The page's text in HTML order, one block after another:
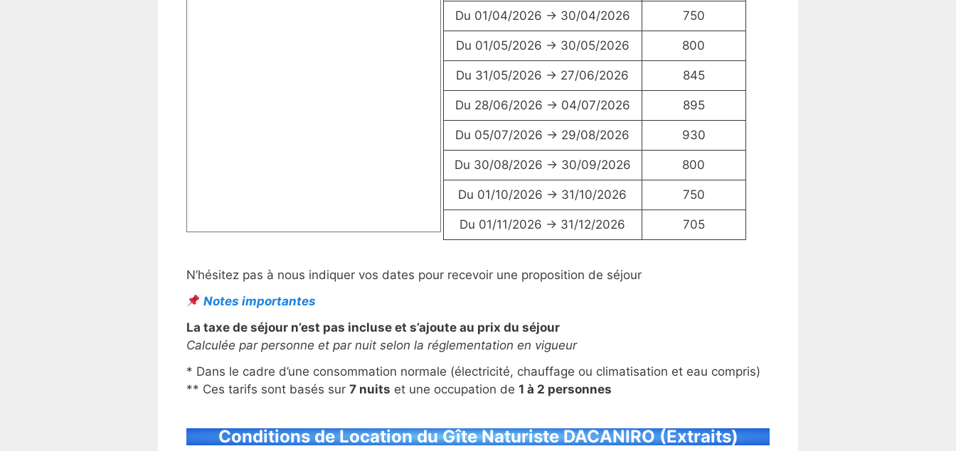
Du 01/04/2026 → 30/04/2026 750
Du 01/05/2026 → 30/05/2026 800
Du 31/05/2026 → 27/06/2026 845
Du 28/06/2026 → 04/07/2026 895
Du 05/07/2026 → 29/08/2026 930
Du 30/08/2026 → 30/09/2026 800
Du 01/10/2026 → 31/10/2026 750
Du 01/11/2026 → 31/12/2026 705
N’hésitez pas à nous indiquer vos dates pour recevoir une proposition de séjour
Notes importantes
La taxe de séjour n’est pas incluse et s’ajoute au prix du séjour
Calculée par personne et par nuit selon la réglementation en vigueur
* Dans le cadre d’une consommation normale (électricité, chauffage ou climatisation et eau compris)
** Ces tarifs sont basés sur 7 nuits et une occupation de 1 à 2 personnes
Conditions de Location du Gîte Naturiste DACANIRO (Extraits)